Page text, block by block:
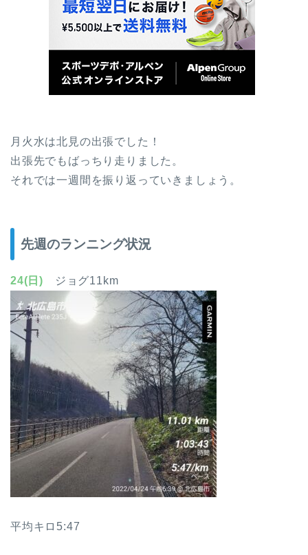
月火水は北見の出張でした！
出張先でもばっちり走りました。
それでは一週間を振り返っていきましょう。
先週のランニング状況
24(日) ジョグ11km
平均キロ5:47